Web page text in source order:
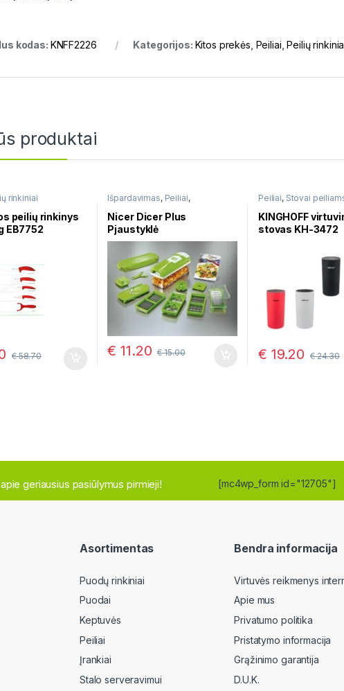
kodas: KNFF2226 Kategorijos: Kitos prekės Peiliai ,Peilių
produktai
rinkiniai
peilių rinkinys
EB7752
€58.70
Išpardavimas, Peiliai,
Pjaustyklės
Virtuvės įrankių rinkiniai
Nicer Dicer Plus
Pjaustyklė
€ 11.20 €15.00
Peiliai, Stovai
KINGHOFF
stovas KH-3472
€ 19.20 €24.30
geriausius pasiūlymus pirmieji! [mc4wp_form id="12705"]
Asortimentas
Puodų rinkiniai
Puodai
Keptuvės
Peiliai
Įrankiai
Stalo serveravimui
Bendra informacija
Virtuvės reikmenys
Apie mus
Privatumo politika
Pristatymo informacija
Grąžinimo garantija
D.U.K.